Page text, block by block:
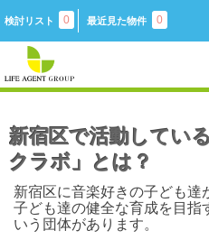
検討リスト 0 最近見た物件 0
新宿区で活動してい
クラボ」とは？
新宿区に音楽好きの子ども達
子ども達の健全な育成を目指
いう団体があります。